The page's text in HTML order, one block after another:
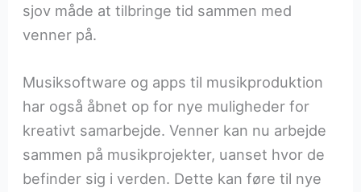
sjov måde at tilbringe tid sammen med
venner på.
Musiksoftware og apps til musikproduktion
har også åbnet op for nye muligheder for
kreativt samarbejde. Venner kan nu arbejde
sammen på musikprojekter, uanset hvor de
befinder sig i verden. Dette kan føre til nye